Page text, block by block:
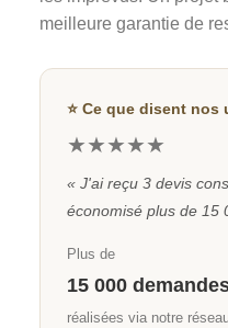
meilleure garantie de
⭐ Ce que disent nos
★★★★★
« J'ai reçu 3 devis
économisé plus de 15
Plus de
15 000
réalisées via notre